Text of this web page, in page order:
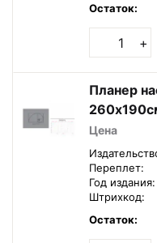
Остаток:
+
Планер
Цена
Переплет:
Год издания:
Штрихкод:
Остаток: